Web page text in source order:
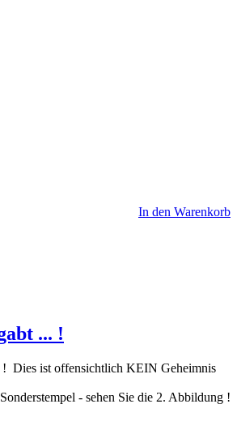
In den Warenkorb
... !
! Dies ist offensichtlich KEIN Geheimnis
- sehen Sie die 2. Abbildung !